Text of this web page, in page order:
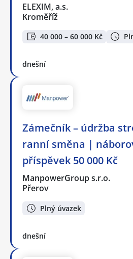
ELEXIM, a.s.
Kroměříž
40 000 – 60 000 Kč
dnešní
Zámečník – údržba
ranní směna |
příspěvek 50 000 Kč
ManpowerGroup s.r.o.
Přerov
Plný úvazek
dnešní